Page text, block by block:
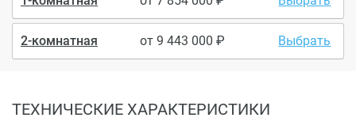
2-комнатная от9 443 000 Выбрать
ТЕХНИЧЕСКИЕ ХАРАКТЕРИСТИКИ